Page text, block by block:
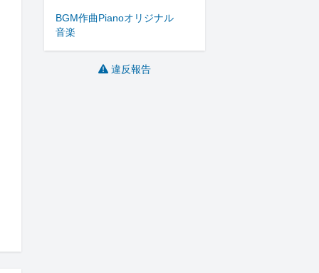
BGM作曲Pianoオリジナル
音楽
違反報告